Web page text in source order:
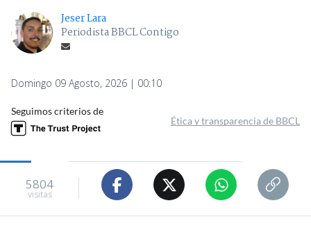
Jeser Lara
Periodista BBCL Contigo
Domingo 09 Agosto, 2026 | 00:10
Seguimos criterios de
Ética y transparencia de BBCL
5804
visitas